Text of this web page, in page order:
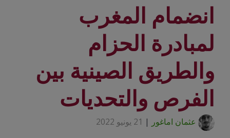
انضمام المغرب
لمبادرة الحزام
والطريق الصينية بين
الفرص والتحديات
عثمان اماغور | 21 يونيو 2022